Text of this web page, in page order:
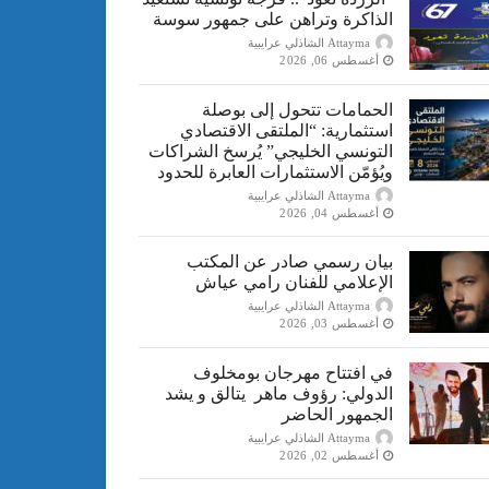
الذاكرة وتراهن على جمهور سوسة
Attayma الشاذلي عرايبية
أغسطس 06, 2026
الحمامات تتحول إلى بوصلة
استثمارية: “الملتقى الاقتصادي
التونسي الخليجي” يُرسخ الشراكات
ويُؤمّن الاستثمارات العابرة للحدود
Attayma الشاذلي عرايبية
أغسطس 04, 2026
بيان رسمي صادر عن المكتب
الإعلامي للفنان رامي عياش
Attayma الشاذلي عرايبية
أغسطس 03, 2026
في افتتاح مهرجان بومخلوف
الدولي: رؤوف ماهر يتالق و يشد
الجمهور الحاضر
Attayma الشاذلي عرايبية
أغسطس 02, 2026